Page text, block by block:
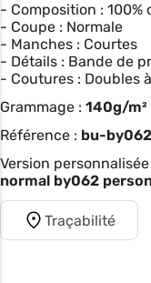
- Composition : 100%
- Coupe : Normale
- Manches : Courtes
- Détails : Bande de
- Coutures : Doubles
Grammage : 140g/m²
Référence : bu-by062
Version personnalisée
normal by062
Traçabilité